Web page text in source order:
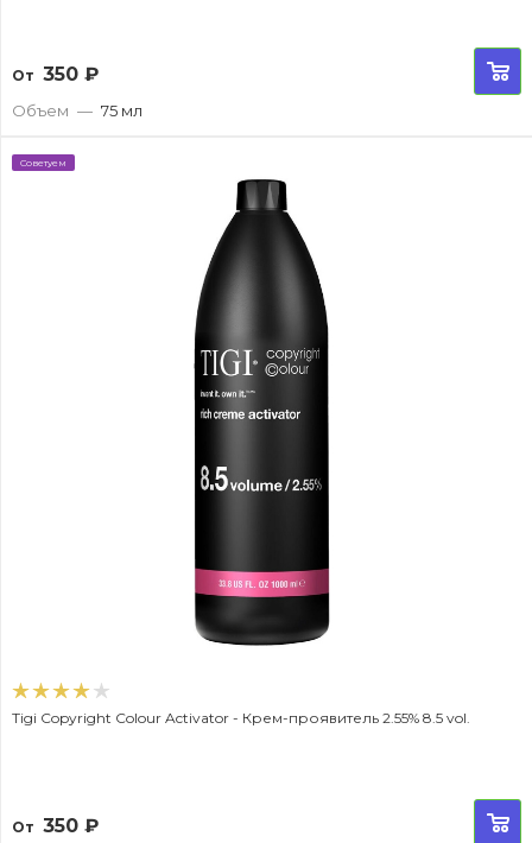
От 350 ₽
Объем — 75 мл
Советуем
Tigi Copyright Colour Activator - Крем-проявитель 2.55% 8.5 vol.
От 350 ₽